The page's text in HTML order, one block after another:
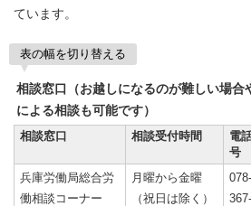
ています。
表の幅を切り替える
相談窓口（お越しになるのが難しい場合
による相談も可能です）
相談窓口
相談受付時間
電
号
兵庫労働局総合労
働相談コーナー
月曜から金曜
（祝日は除く）
078-
367-